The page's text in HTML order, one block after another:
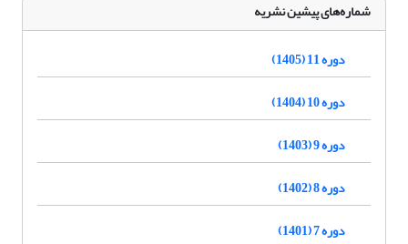
شماره‌های پیشین نشریه
دوره 11 (1405)
دوره 10 (1404)
دوره 9 (1403)
دوره 8 (1402)
دوره 7 (1401)